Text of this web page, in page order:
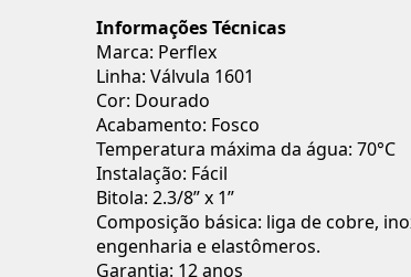
Informações Técnicas
Marca: Perflex
Linha: Válvula 1601
Cor: Dourado
Acabamento: Fosco
Temperatura máxima da água: 70°C
Instalação: Fácil
Bitola: 2.3/8” x 1”
Composição básica: liga de cobre,
engenharia e elastômeros.
Garantia: 12 anos